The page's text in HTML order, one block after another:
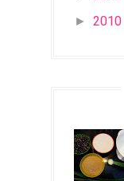
► 2010